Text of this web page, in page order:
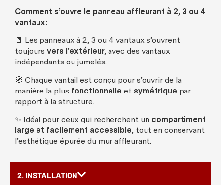
2. INSTALLATION
Comment s’ouvre le panneau affleurant à 2, 3 ou 4
vantaux:
🚪 Les panneaux à 2, 3 ou 4 vantaux s’ouvrent
toujours vers l’extérieur, avec des vantaux
indépendants ou jumelés.
🧭 Chaque vantail est conçu pour s’ouvrir de la
manière la plus fonctionnelle et symétrique par
rapport à la structure.
✨ Idéal pour ceux qui recherchent un compartiment
large et facilement accessible, tout en conservant
l’esthétique épurée du mur affleurant.